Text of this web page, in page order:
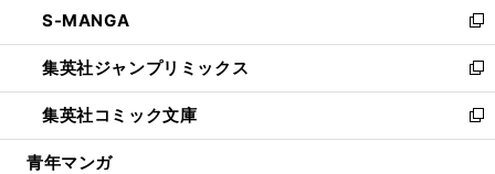
く
で
開
く
ド
ウ
で
開
く
ィ
ン
ド
ウ
で
開
い
ウ
ィ
ン
ド
ウ
S-MANGA
新
し
い
ウ
ィ
ン
集英社ジャンプリミックス
新
し
い
ウ
集英社コミック文庫
新
し
青年マンガ